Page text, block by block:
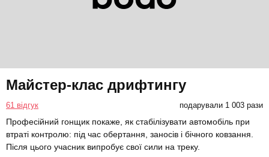
Майстер-клас дрифтингу
61 відгук подарували 1 003 рази
Професійний гонщик покаже, як стабілізувати автомобіль при
втраті контролю: під час обертання, заносів і бічного ковзання.
Після цього учасник випробує свої сили на треку.